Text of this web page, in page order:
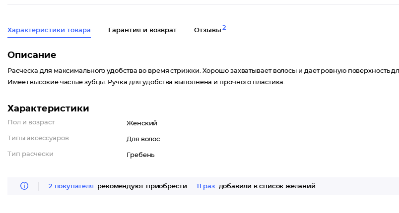
Характеристики товара Гарантия и возврат Отзывы 2
Описание
Расческа для максимального удобства во время стрижки. Хорошо захватывает волосы и дает ровную поверхность
Имеет высокие частые зубцы. Ручка для удобства выполнена и прочного пластика.
Характеристики
Пол и возраст Женский
Типы аксессуаров Для волос
Тип расчески Гребень
2 покупателя рекомендуют приобрести 11 раз добавили в список желаний